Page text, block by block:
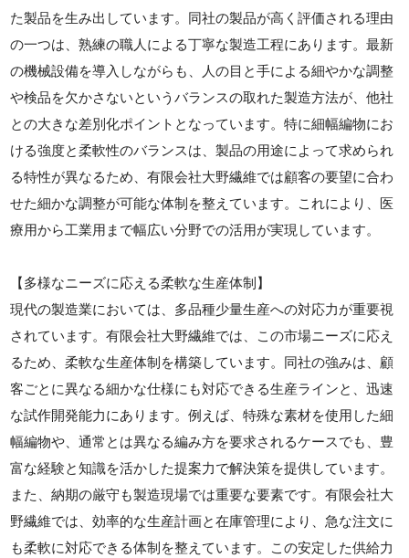
た製品を生み出しています。同社の製品が高く評価される理由
の一つは、熟練の職人による丁寧な製造工程にあります。最新
の機械設備を導入しながらも、人の目と手による細やかな調整
や検品を欠かさないというバランスの取れた製造方法が、他社
との大きな差別化ポイントとなっています。特に細幅編物にお
ける強度と柔軟性のバランスは、製品の用途によって求められ
る特性が異なるため、有限会社大野繊維では顧客の要望に合わ
せた細かな調整が可能な体制を整えています。これにより、医
療用から工業用まで幅広い分野での活用が実現しています。
【多様なニーズに応える柔軟な生産体制】
現代の製造業においては、多品種少量生産への対応力が重要視
されています。有限会社大野繊維では、この市場ニーズに応え
るため、柔軟な生産体制を構築しています。同社の強みは、顧
客ごとに異なる細かな仕様にも対応できる生産ラインと、迅速
な試作開発能力にあります。例えば、特殊な素材を使用した細
幅編物や、通常とは異なる編み方を要求されるケースでも、豊
富な経験と知識を活かした提案力で解決策を提供しています。
また、納期の厳守も製造現場では重要な要素です。有限会社大
野繊維では、効率的な生産計画と在庫管理により、急な注文に
も柔軟に対応できる体制を整えています。この安定した供給力